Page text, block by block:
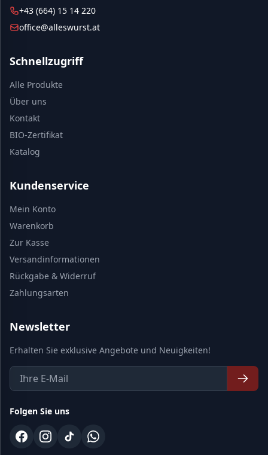
+43 (664) 15 14 220
office@alleswurst.at
Schnellzugriff
Alle Produkte
Über uns
Kontakt
BIO-Zertifikat
Katalog
Kundenservice
Mein Konto
Warenkorb
Zur Kasse
Versandinformationen
Rückgabe & Widerruf
Zahlungsarten
Newsletter
Erhalten Sie exklusive Angebote und Neuigkeiten!
Folgen Sie uns